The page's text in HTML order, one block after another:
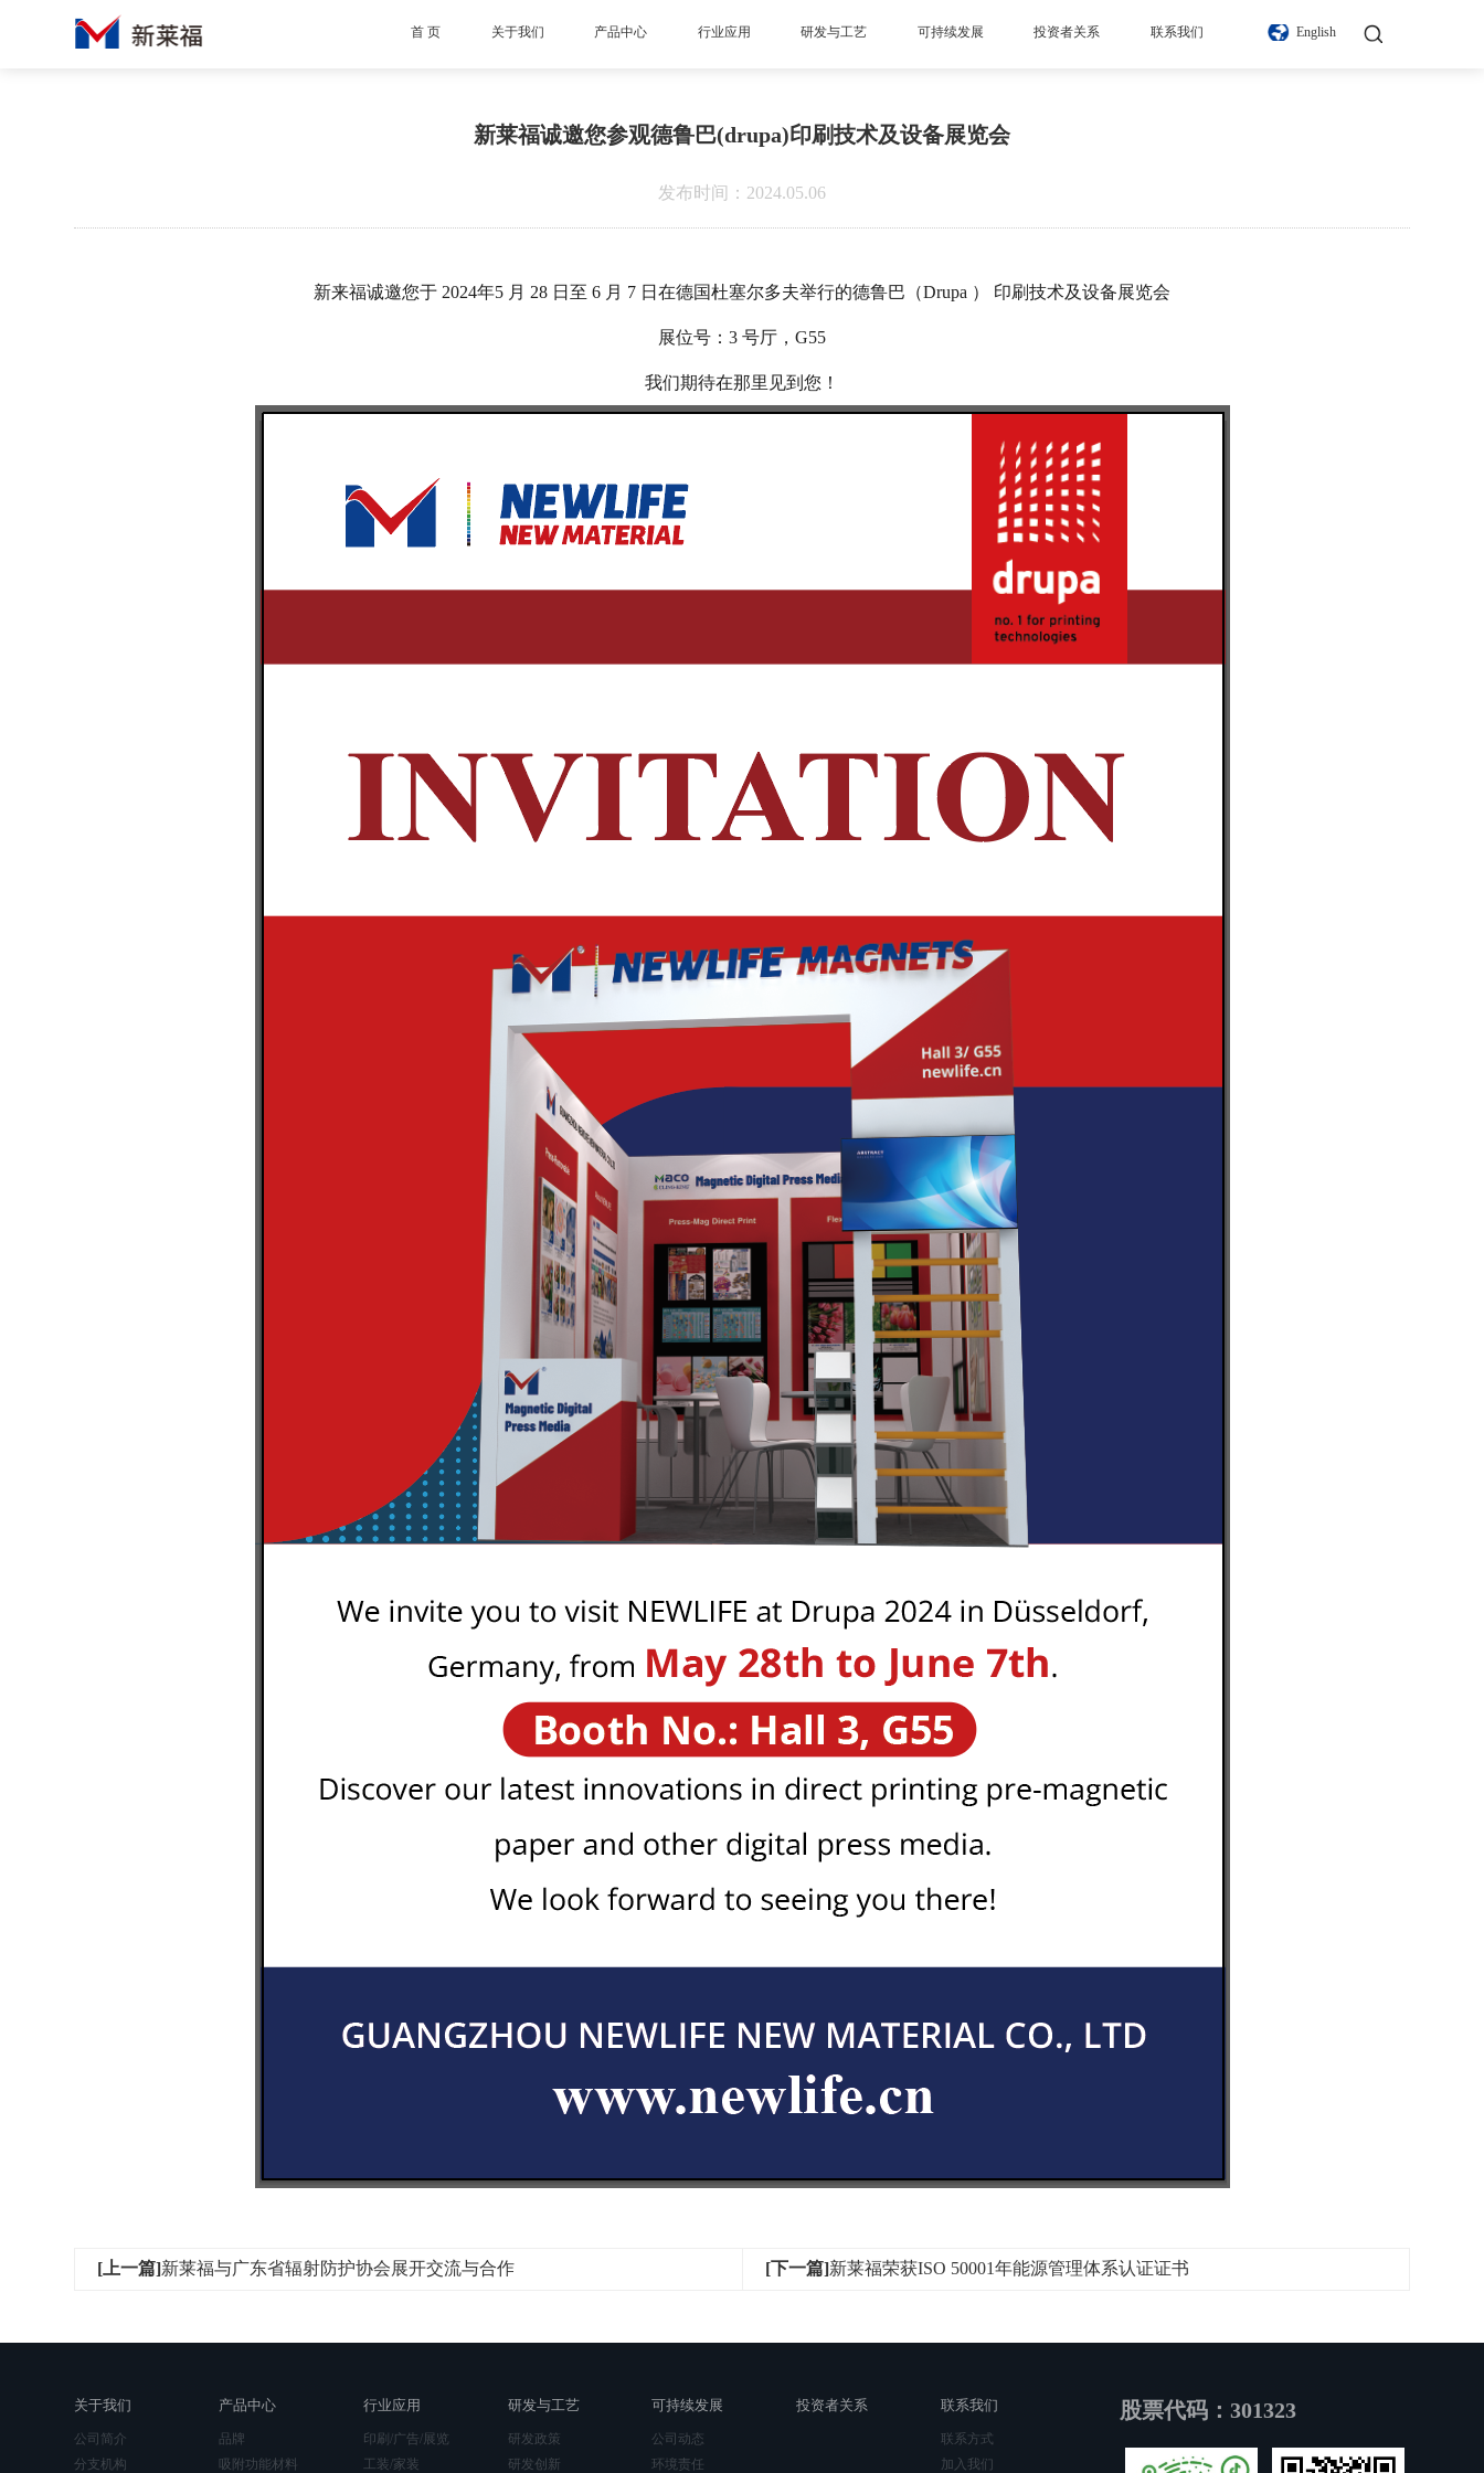
首 页 关于我们 产品中心 行业应用 研发与工艺 可持续发展 投资者关系 联系我们 English
新莱福诚邀您参观德鲁巴(drupa)印刷技术及设备展览会
发布时间：2024.05.06
新来福诚邀您于 2024年5 月 28 日至 6 月 7 日在德国杜塞尔多夫举行的德鲁巴（Drupa ） 印刷技术及设备展览会
展位号：3 号厅，G55
我们期待在那里见到您！
[上一篇]新莱福与广东省辐射防护协会展开交流与合作 [下一篇]新莱福荣获ISO 50001年能源管理体系认证证书
关于我们
公司简介
分支机构
产品中心
品牌
吸附功能材料
行业应用
印刷/广告/展览
工装/家装
研发与工艺
研发政策
研发创新
可持续发展
公司动态
环境责任
投资者关系 联系我们
联系方式
加入我们
股票代码：301323